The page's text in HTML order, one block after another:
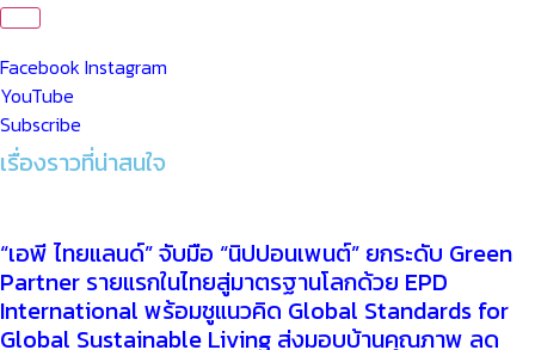
Facebook Instagram
YouTube
Subscribe
เรื่องราวที่น่าสนใจ
“เอพี ไทยแลนด์” จับมือ “นิปปอนเพนต์” ยกระดับ Green
Partner รายแรกในไทยสู่มาตรฐานโลกด้วย EPD
International พร้อมชูแนวคิด Global Standards for
Global Sustainable Living ส่งมอบบ้านคุณภาพ ลด